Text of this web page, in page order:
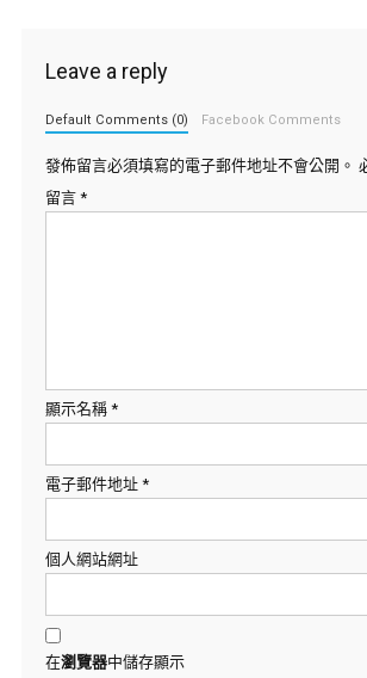
Leave a reply
Default Comments (0) Facebook Comments
發佈留言必須填寫的電子郵件地址不會公開。
留言 *
顯示名稱 *
電子郵件地址 *
個人網站網址
在瀏覽器中儲存顯示